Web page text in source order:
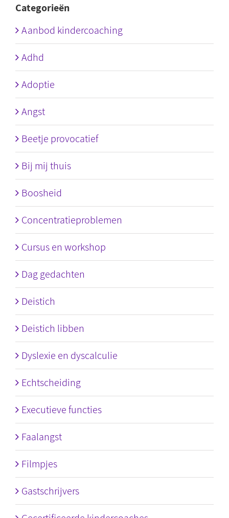
Categorieën
Aanbod kindercoaching
Adhd
Adoptie
Angst
Beetje provocatief
Bij mij thuis
Boosheid
Concentratieproblemen
Cursus en workshop
Dag gedachten
Deistich
Deistich libben
Dyslexie en dyscalculie
Echtscheiding
Executieve functies
Faalangst
Filmpjes
Gastschrijvers